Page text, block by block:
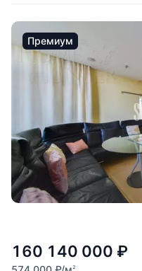
Премиум
160 140 000 ₽
2